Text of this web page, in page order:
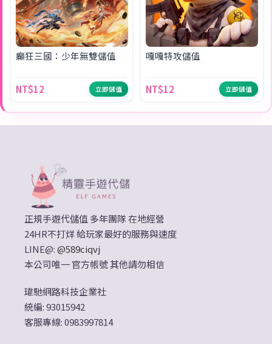
癲狂三國：少年無雙儲值
NT$12 立即儲值
嘎嘎特攻儲值
NT$12 立即儲值
正規手遊代儲值 多年團隊 在地經營
24HR不打烊 給玩家最好的服務與速度
LINE@:@589ciqvj
本公司唯一 官方帳號 其他請勿相信
瑋馳網路科技企業社
統編: 93015942
客服專線: 0983997814